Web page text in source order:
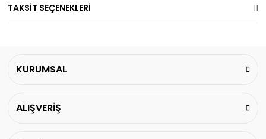
TAKSİT SEÇENEKLERİ
KURUMSAL
ALIŞVERİŞ